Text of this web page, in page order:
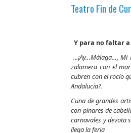
Teatro Fin de
Y para no faltar
...¡Ay…Málaga…,
zalamera con el
cubren con el rocío
Andalucía?.
Cuna de grandes
con pinares de
carnavales y devota
llega la feria